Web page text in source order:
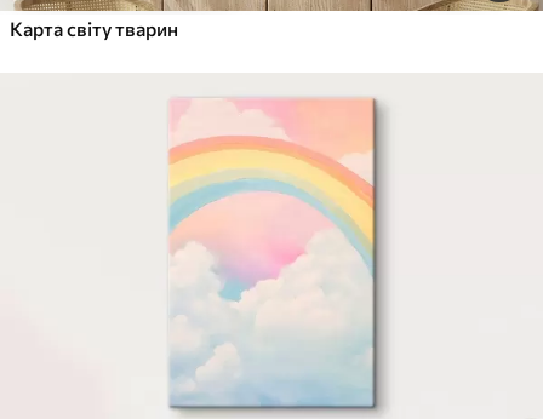
Карта світу тварин